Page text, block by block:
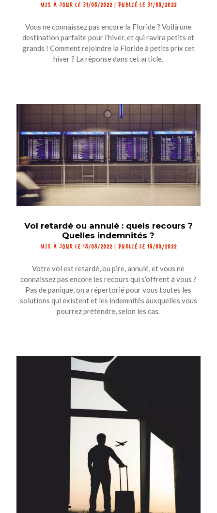
MIS À JOUR LE 31/08/2022 | PUBLIÉ LE 31/08/2022
Vous ne connaissez pas encore la Floride ? Voilà une
destination parfaite pour l’hiver, et qui ravira petits et
grands ! Comment rejoindre la Floride à petits prix cet
hiver ? La réponse dans cet article.
Vol retardé ou annulé : quels recours ?
Quelles indemnités ?
MIS À JOUR LE 18/08/2022 | PUBLIÉ LE 18/08/2022
Votre vol est retardé, ou pire, annulé, et vous ne
connaissez pas encore les recours qui s’offrent à vous ?
Pas de panique, on a répertorié pour vous toutes les
solutions qui existent et les indemnités auxquelles vous
pourrez prétendre, selon les cas.